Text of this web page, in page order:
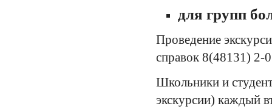
для групп
Проведение
справок 8(48131) 2-
Школьники и
экскурсии) каждый